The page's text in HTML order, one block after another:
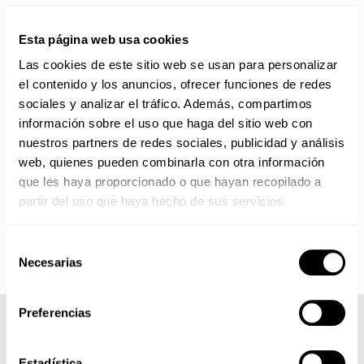
Esta página web usa cookies
Las cookies de este sitio web se usan para personalizar
el contenido y los anuncios, ofrecer funciones de redes
sociales y analizar el tráfico. Además, compartimos
información sobre el uso que haga del sitio web con
nuestros partners de redes sociales, publicidad y análisis
web, quienes pueden combinarla con otra información
que les haya proporcionado o que hayan recopilado a
partir del uso que haya hecho de sus servicios.
Necesarias
Preferencias
No realizamos envíos del 10 al 21 de agosto.
Reanudamos envíos el día 24 de agosto para productos
Si adquieres productos con distinto plazo de entrega, el
pedido se envía cuando está completo.
Los productos sin disponibilidad 24 horas serán servidos a
partir de la fecha indicada en cada producto según fábrica.
IMPORTANTE PERSONALIZACIONES: EL taller de
bordados y estampados está cerrado en agosto. Se
reanudan las personalizaciones por orden de compra a
COMPLETA TU LOOK